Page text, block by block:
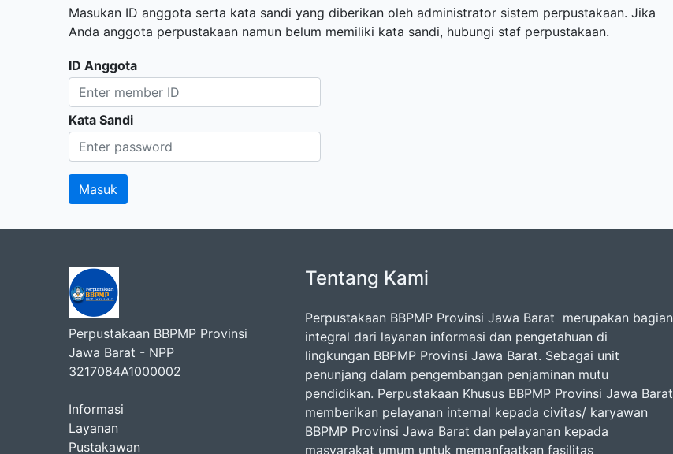
Masukan ID anggota serta kata sandi yang diberikan oleh administrator sistem perpustakaan. Jika
Anda anggota perpustakaan namun belum memiliki kata sandi, hubungi staf perpustakaan.
ID Anggota
Kata Sandi
Perpustakaan BBPMP Provinsi
Jawa Barat - NPP
3217084A1000002
Informasi
Layanan
Pustakawan
Tentang Kami
Perpustakaan BBPMP Provinsi Jawa Barat merupakan bagian
integral dari layanan informasi dan pengetahuan di
lingkungan BBPMP Provinsi Jawa Barat. Sebagai unit
penunjang dalam pengembangan penjaminan mutu
pendidikan. Perpustakaan Khusus BBPMP Provinsi Jawa Barat
memberikan pelayanan internal kepada civitas/ karyawan
BBPMP Provinsi Jawa Barat dan pelayanan kepada
masyarakat umum untuk memanfaatkan fasilitas